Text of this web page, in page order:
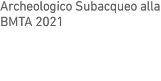
Archeologico Subacqueo alla
BMTA 2021